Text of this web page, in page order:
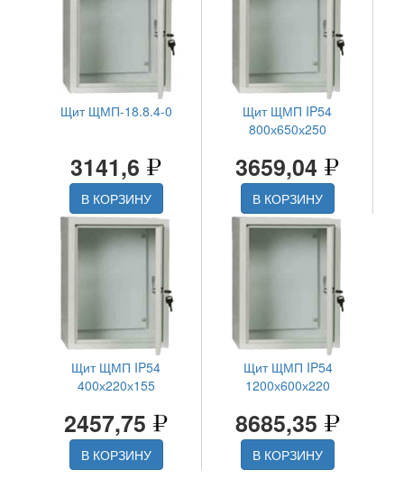
Щит ЩМП-18.8.4-0
3141,6
В КОРЗИНУ
Щит ЩМП IP54
800х650х250
3659,04
В КОРЗИНУ
Щит ЩМП IP54
400х220х155
2457,75
В КОРЗИНУ
Щит ЩМП IP54
1200х600х220
8685,35
В КОРЗИНУ